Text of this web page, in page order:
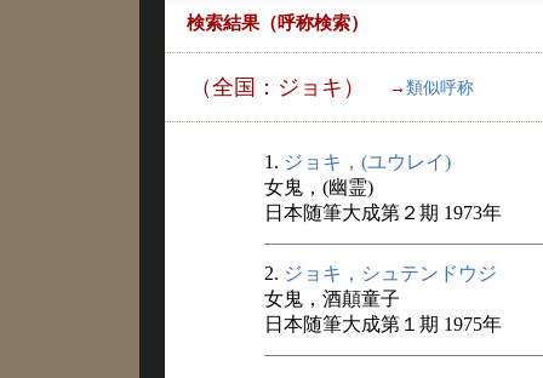
検索結果（呼称検索）
（全国：ジョキ） → 類似呼称
1. ジョキ，(ユウレイ)
女鬼，(幽霊)
日本随筆大成第２期 1973年
2. ジョキ，シュテンドウジ
女鬼，酒顛童子
日本随筆大成第１期 1975年